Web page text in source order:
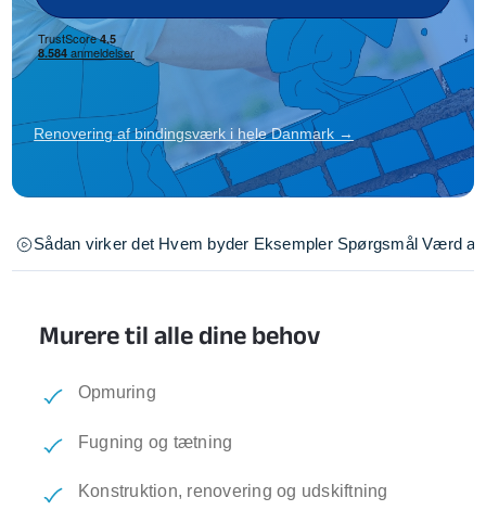
Renovering af bindingsværk i hele Danmark →
Sådan virker det Hvem byder Eksempler Spørgsmål Værd at
Murere til alle dine behov
Opmuring
Fugning og tætning
Konstruktion, renovering og udskiftning